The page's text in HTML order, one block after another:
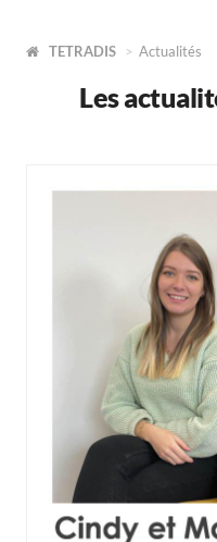
TETRADIS Actualités
Les